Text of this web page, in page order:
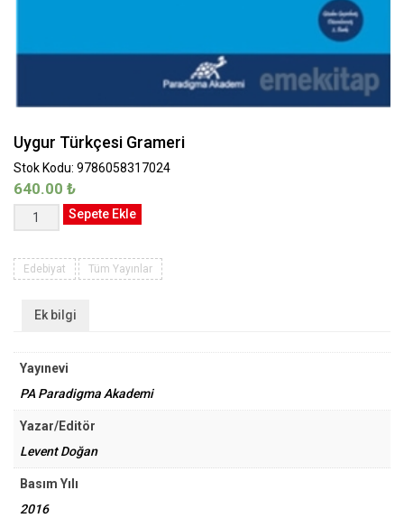
Uygur Türkçesi Grameri
Stok Kodu: 9786058317024
640.00 ₺
Uygur
Türkçesi
adet
Sepete Ekle
Edebiyat Tüm Yayınlar
Ek bilgi
Yayınevi
PA Paradigma Akademi
Yazar/Editör
Levent Doğan
Basım Yılı
2016